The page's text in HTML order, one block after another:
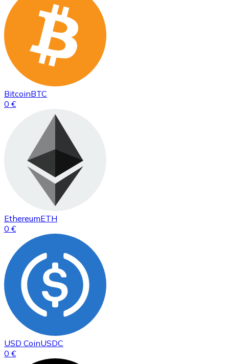
BitcoinBTC
0 €
EthereumETH
0 €
USD CoinUSDC
0 €